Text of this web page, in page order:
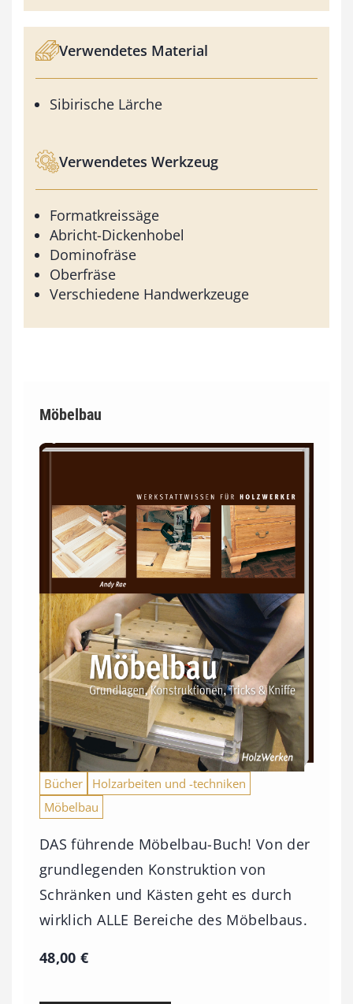
Verwendetes Material
Sibirische Lärche
Verwendetes Werkzeug
Formatkreissäge
Abricht-Dickenhobel
Dominofräse
Oberfräse
Verschiedene Handwerkzeuge
Möbelbau
Bücher
Holzarbeiten und -techniken
Möbelbau
DAS führende Möbelbau-Buch! Von der
grundlegenden Konstruktion von
Schränken und Kästen geht es durch
wirklich ALLE Bereiche des Möbelbaus.
48,00€